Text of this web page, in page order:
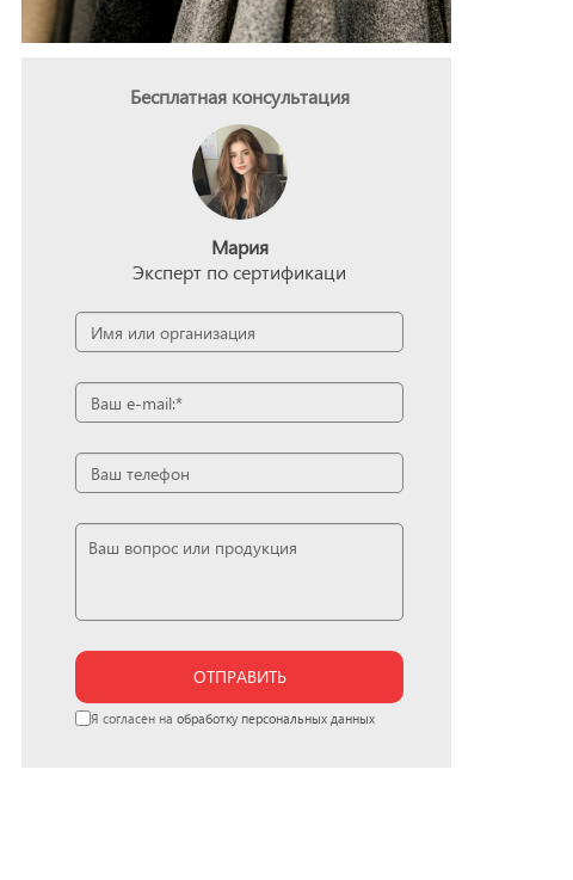
Бесплатная консультация
Мария
Эксперт по сертификаци
ОТПРАВИТЬ
Я согласен на обработку персональных данных